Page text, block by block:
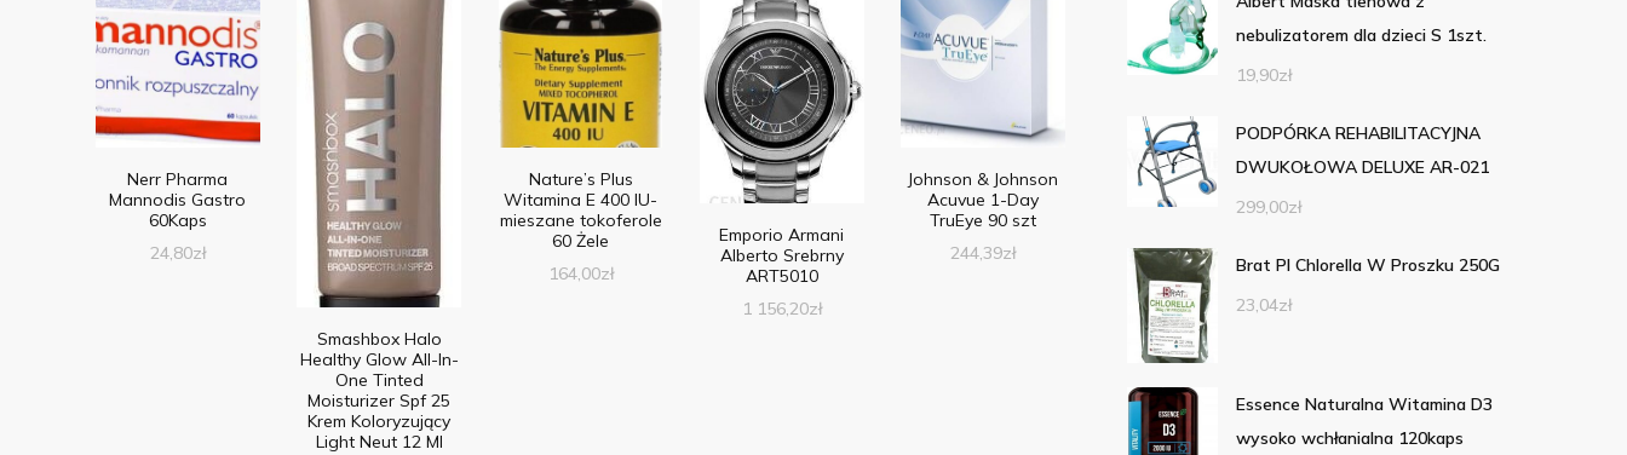
Nerr Pharma
Mannodis Gastro
60Kaps
24,80zł
Smashbox Halo
Healthy Glow All-In-
One Tinted
Moisturizer Spf 25
Krem Koloryzujący
Light Neut 12 Ml
Nature’s Plus
Witamina E 400 IU-
mieszane tokoferole
60 Żele
164,00zł
Emporio Armani
Alberto Srebrny
ART5010
1 156,20zł
Johnson & Johnson
Acuvue 1-Day
TruEye 90 szt
244,39zł
nebulizatorem dla dzieci S 1szt.
19,90zł
PODPÓRKA REHABILITACYJNA
DWUKOŁOWA DELUXE AR-021
299,00zł
Brat Pl Chlorella W Proszku 250G
23,04zł
Essence Naturalna Witamina D3
wysoko wchłanialna 120kaps